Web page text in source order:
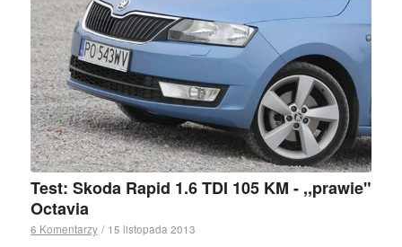
Test: Skoda Rapid 1.6 TDI 105 KM - ,,prawie"
Octavia
6 Komentarzy / 15 listopada 2013